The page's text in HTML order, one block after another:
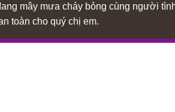
mây mưa cháy bỏng cùng người
toàn cho quý chị em.